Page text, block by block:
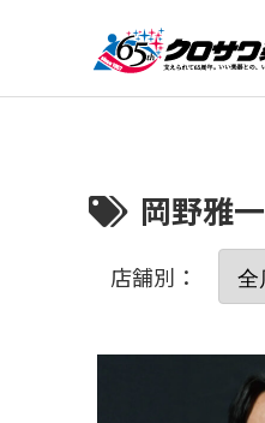
岡野雅一
店舗別：